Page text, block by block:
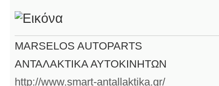
MARSELOS AUTOPARTS
ΑΝΤΑΛΑΚΤΙΚΑ ΑΥΤΟΚΙΝΗΤΩΝ
http://www.smart-antallaktika.gr/